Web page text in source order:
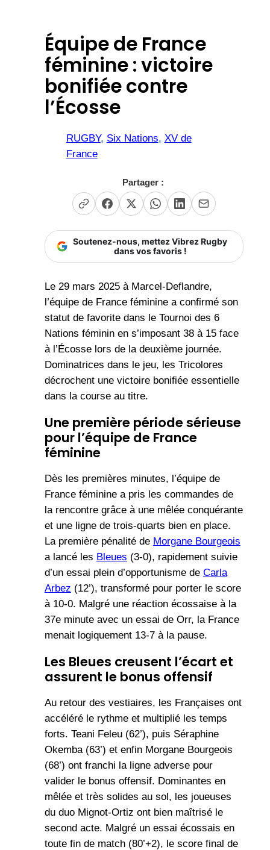
Équipe de France
féminine : victoire
bonifiée contre
l’Écosse
RUGBY, Six Nations, XV de
France
Partager :
Soutenez-nous, mettez Vibrez Rugby
dans vos favoris !
Le 29 mars 2025 à Marcel-Deflandre,
l’équipe de France féminine a confirmé son
statut de favorite dans le Tournoi des 6
Nations féminin en s’imposant 38 à 15 face
à l’Écosse lors de la deuxième journée.
Dominatrices dans le jeu, les Tricolores
décrochent une victoire bonifiée essentielle
dans la course au titre.
Une première période sérieuse
pour l’équipe de France
féminine
Dès les premières minutes, l’équipe de
France féminine a pris les commandes de
la rencontre grâce à une mêlée conquérante
et une ligne de trois-quarts bien en place.
La première pénalité de Morgane Bourgeois
a lancé les Bleues (3-0), rapidement suivie
d’un essai plein d’opportunisme de Carla
Arbez (12’), transformé pour porter le score
à 10-0. Malgré une réaction écossaise à la
37e minute avec un essai de Orr, la France
menait logiquement 13-7 à la pause.
Les Bleues creusent l’écart et
assurent le bonus offensif
Au retour des vestiaires, les Françaises ont
accéléré le rythme et multiplié les temps
forts. Teani Feleu (62’), puis Séraphine
Okemba (63’) et enfin Morgane Bourgeois
(68’) ont franchi la ligne adverse pour
valider le bonus offensif. Dominantes en
mêlée et très solides au sol, les joueuses
du duo Mignot-Ortiz ont bien maîtrisé le
second acte. Malgré un essai écossais en
toute fin de match (80’+2), le score final de